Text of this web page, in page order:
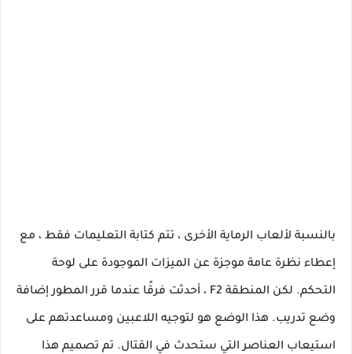
بالنسبة لألعاب الرماية الأخرى ، تتم كتابة التعليمات فقط ، مع
إعطاء نظرة عامة موجزة عن الميزات الموجودة على لوحة
التحكم. لكن المنطقة F2 ، أحدثت فرقًا عندما قرر المطور إضافة
وضع تدريب. هذا الوضع هو لتوجيه اللاعبين ومساعدتهم على
استيعاب العناصر التي ستحدث في القتال. تم تصميم هذا